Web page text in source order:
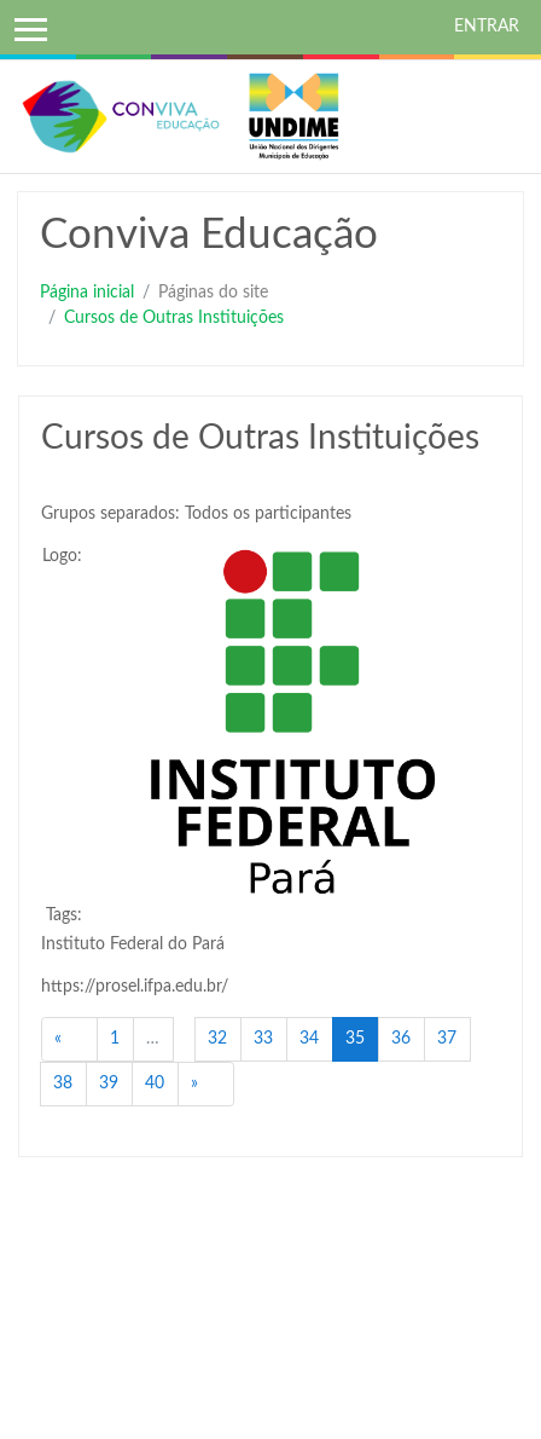
para
conteúdo
principal
ENTRAR
Conviva Educação
Página inicial
Páginas do site
Cursos de Outras Instituições
Cursos de Outras Instituições
Grupos separados: Todos os participantes
Logo:
Tags:
Instituto Federal do Pará
https://prosel.ifpa.edu.br/
« Anterior
1 … 32 33 34 35(atual)
36 37
38 39 40 »